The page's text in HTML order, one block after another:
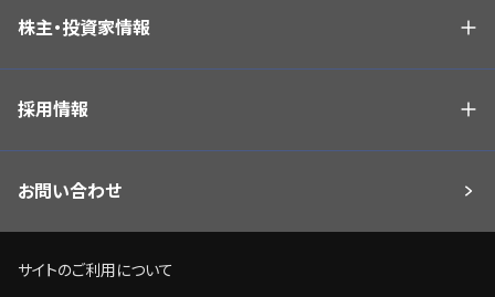
株主・投資家情報
採用情報
お問い合わせ
サイトのご利用について